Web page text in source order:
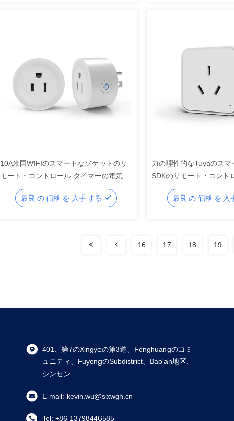
10A米国WIFIのスマートなソケットのリ
モート・コントロール タイマーの電気の
壁のソケット
最良 の 価格 を 入手 する
力の理性的なTuyaのスマ
SDKのリモート・コント
最良 の 価格 を 入
16 17 18 19
401、第7のXingyeの第3道、Fenghuangのコミ
ュニティ、FuyongのSubdistrict、Bao'an地区、
シンセン
E-mail: kevin.wu@sixwgh.cn
Tel: +86 13798446585